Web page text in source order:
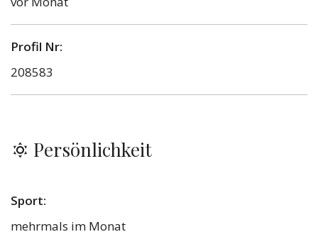
Profil Nr:
208583
Persönlichkeit
Sport:
mehrmals im Monat